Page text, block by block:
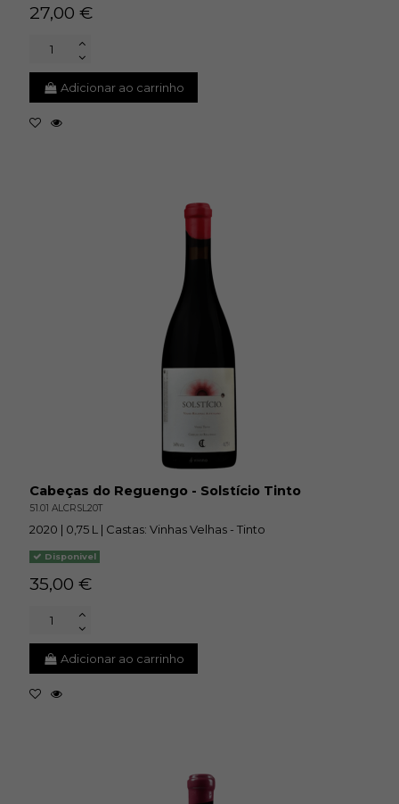
27,00 €
Adicionar ao carrinho
Cabeças do Reguengo - Solstício Tinto
51.01 ALCRSL20T
2020 | 0,75 L | Castas: Vinhas Velhas - Tinto
Disponivel
35,00 €
Adicionar ao carrinho